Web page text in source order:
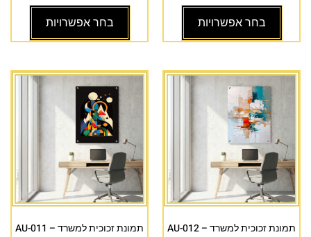
בחר אפשרויות בחר אפשרויות
תמונת זכוכית למשרד – AU-012 תמונת זכוכית למשרד – AU-011